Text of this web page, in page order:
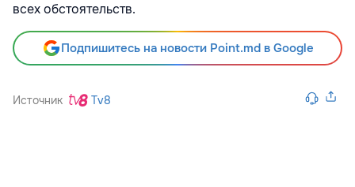
всех обстоятельств.
Подпишитесь на новости Point.md в Google
Источник Tv8